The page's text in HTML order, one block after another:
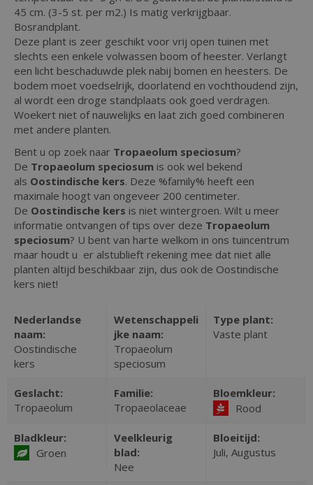
45 cm. (3-5 st. per m2.) Is matig verkrijgbaar.
Bosrandplant.
Deze plant is zeer geschikt voor vrij open tuinen met
slechts een enkele volwassen boom of heester. Verlangt
een licht beschaduwde plek nabij bomen en heesters. De
bodem moet voedselrijk, doorlatend en vochthoudend zijn,
al wordt een droge standplaats ook goed verdragen.
Woekert niet of nauwelijks en laat zich goed combineren
met andere planten.
Bent u op zoek naar Tropaeolum speciosum?
De Tropaeolum speciosum is ook wel bekend
als Oostindische kers. Deze %family% heeft een
maximale hoogt van ongeveer 200 centimeter.
De Oostindische kers is niet wintergroen. Wilt u meer
informatie ontvangen of tips over deze Tropaeolum
speciosum? U bent van harte welkom in ons tuincentrum
maar houdt u er alstublieft rekening mee dat niet alle
planten altijd beschikbaar zijn, dus ook de Oostindische
kers niet!
Nederlandse
naam:
Oostindische
kers
Wetenschappeli
jke naam:
Tropaeolum
speciosum
Type plant:
Vaste plant
Geslacht:
Tropaeolum
Familie:
Tropaeolaceae
Bloemkleur:
Rood
Bladkleur:
Groen
Veelkleurig
blad:
Nee
Bloeitijd:
Juli, Augustus